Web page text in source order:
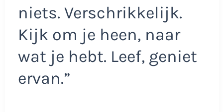
niets. Verschrikkelijk.
Kijk om je heen, naar
wat je hebt. Leef, geniet
ervan.”